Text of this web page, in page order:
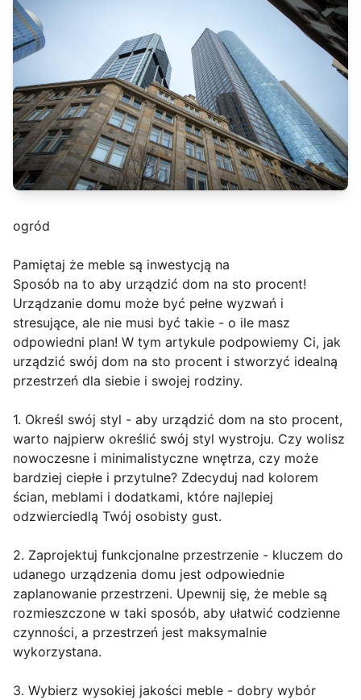
ogród
Pamiętaj że meble są inwestycją na
Sposób na to aby urządzić dom na sto procent!
Urządzanie domu może być pełne wyzwań i
stresujące, ale nie musi być takie - o ile masz
odpowiedni plan! W tym artykule podpowiemy Ci, jak
urządzić swój dom na sto procent i stworzyć idealną
przestrzeń dla siebie i swojej rodziny.
1. Określ swój styl - aby urządzić dom na sto procent,
warto najpierw określić swój styl wystroju. Czy wolisz
nowoczesne i minimalistyczne wnętrza, czy może
bardziej ciepłe i przytulne? Zdecyduj nad kolorem
ścian, meblami i dodatkami, które najlepiej
odzwierciedlą Twój osobisty gust.
2. Zaprojektuj funkcjonalne przestrzenie - kluczem do
udanego urządzenia domu jest odpowiednie
zaplanowanie przestrzeni. Upewnij się, że meble są
rozmieszczone w taki sposób, aby ułatwić codzienne
czynności, a przestrzeń jest maksymalnie
wykorzystana.
3. Wybierz wysokiej jakości meble - dobry wybór